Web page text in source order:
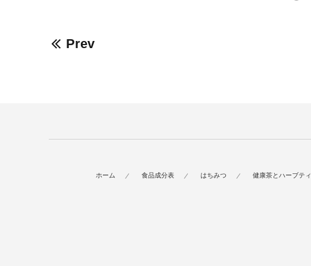
Prev
ホーム 食品成分表 はちみつ 健康茶とハーブティ